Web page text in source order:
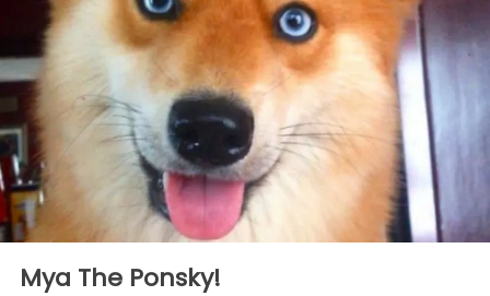
Mya The Ponsky!